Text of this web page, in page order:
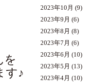
を
す♪
2023年10月 (9)
2023年9月 (6)
2023年8月 (8)
2023年7月 (6)
2023年6月 (10)
2023年5月 (13)
2023年4月 (10)